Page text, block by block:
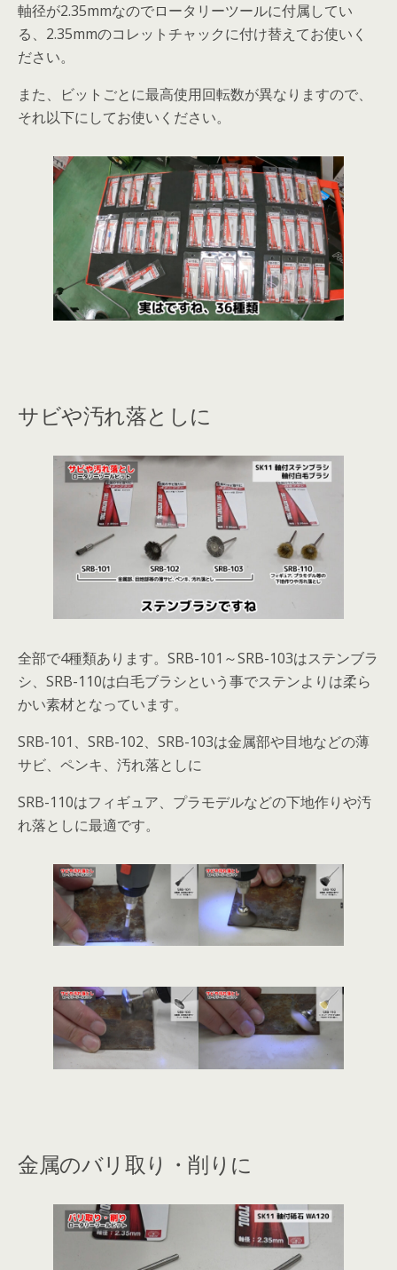
軸径が2.35mmなのでロータリーツールに付属してい
る、2.35mmのコレットチャックに付け替えてお使いく
ださい。
また、ビットごとに最高使用回転数が異なりますので、
それ以下にしてお使いください。
サビや汚れ落としに
全部で4種類あります。SRB-101～SRB-103はステンブラ
シ、SRB-110は白毛ブラシという事でステンよりは柔ら
かい素材となっています。
SRB-101、SRB-102、SRB-103は金属部や目地などの薄
サビ、ペンキ、汚れ落としに
SRB-110はフィギュア、プラモデルなどの下地作りや汚
れ落としに最適です。
金属のバリ取り・削りに